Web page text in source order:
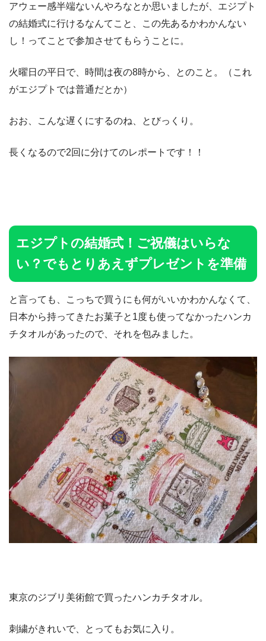
アウェー感半端ないんやろなとか思いましたが、エジプト
の結婚式に行けるなんてこと、この先あるかわかんない
し！ってことで参加させてもらうことに。
火曜日の平日で、時間は夜の8時から、とのこと。（これ
がエジプトでは普通だとか）
おお、こんな遅くにするのね、とびっくり。
長くなるので2回に分けてのレポートです！！
エジプトの結婚式！ご祝儀はいらな
い？でもとりあえずプレゼントを準備
と言っても、こっちで買うにも何がいいかわかんなくて、
日本から持ってきたお菓子と1度も使ってなかったハンカ
チタオルがあったので、それを包みました。
東京のジブリ美術館で買ったハンカチタオル。
刺繍がきれいで、とってもお気に入り。